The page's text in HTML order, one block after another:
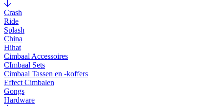
Crash
Ride
Splash
China
Hihat
Cimbaal Accessoires
CImbaal Sets
Cimbaal Tassen en -koffers
Effect Cimbalen
Gongs
Hardware